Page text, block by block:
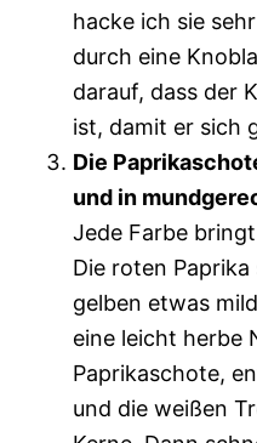
hacke ich sie
durch eine
darauf, dass der
ist, damit er sich
Die
und in
Jede Farbe
Die roten
gelben etwas
eine leicht herbe
Paprikaschote,
und die weißen